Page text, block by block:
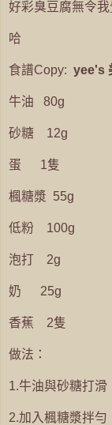
好彩臭豆腐無令
哈
食譜Copy: yee's
牛油 80g
砂糖 12g
蛋 1隻
楓糖漿 55g
低粉 100g
泡打 2g
奶 25g
香蕉 2隻
做法：
1.牛油與砂糖打滑
2.加入楓糖漿拌勻